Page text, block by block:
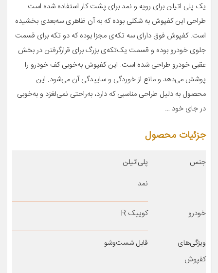
یک پلی اتیلن برای رویه و نمد برای پشت کار استفاده شده است
طراحی این کفپوش به شکلی بوده که به آن ظاهری سه‌بعدی بخشیده
است. کفپوش فوق دارای سه تکه‌ی مجزا بوده که دو تکه برای قسمت
جلوی خودرو بوده و قسمت یک‌تکه‌ی بزرگ برای قرارگرفتن در بخش
عقبی خودرو طراحی شده است. این کفپوش به‌خوبی کف خودرو را
پوشش می‌دهد و مانع از خوردگی و ساییدگی آن می‌شود. این
محصول به دلیل طراحی مناسبی که دارد، به‌راحتی نمی‌لغزد و به‌خوبی
در جای خود …
جزئیات محصول
جنس
پلی‌اتیلن
نمد
خودرو کوییک R
ویژگی‌های
کفپوش
قابل شست‌وشو